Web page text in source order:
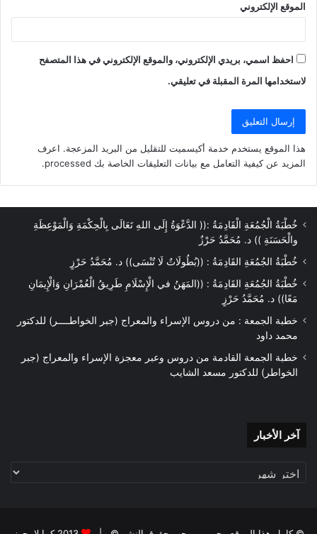
الموقع الإلكتروني
احفظ اسمي، بريدي الإلكتروني، والموقع الإلكتروني في هذا المتصفح
لاستخدامها المرة المقبلة في تعليقي.
هذا الموقع يستخدم خدمة أكيسميت للتقليل من البريد المزعجة. اعرف
المزيد عن كيفية التعامل مع بيانات التعليقات الخاصة بك processed
.
خُطْبَةُ الْجُمُعَةِ الْقَادِمَةُ :(( الدَّعْوَةُ إِلَى اللهِ تَعَالَى بِالْحِكْمَةِ وَالْمَوْعِظَةِ
والْحَسَنَةِ )) د. مُحَمَّدُ حَرْزٌ
خُطْبَةُ الجُمُعَةِ القَادِمَةُ : ((بُطُولَاتٌ لَا تُنْسَى)) د. مُحَمَّدُ حَرْزٍ
خُطْبَةُ الجُمُعَةِ القَادِمَةُ : ((المَهَنُ في الْإِسْلَامِ طَرِيقُ الْعُمْرَانِ وَالْإِيمَانِ
مَعًا)) د. مُحَمَّدُ حَرْزٍ
خطبة الجمعة : من دروس الإسراء والمعراج (جبر الخواطــــر) للدكتور
محمد داود
خطبة الجمعة القادمة من دروس وعبر معجزة الإسراء والمعراج (جبر
الخواطر) للدكتور مسعد الشايب
آخر الأخبار